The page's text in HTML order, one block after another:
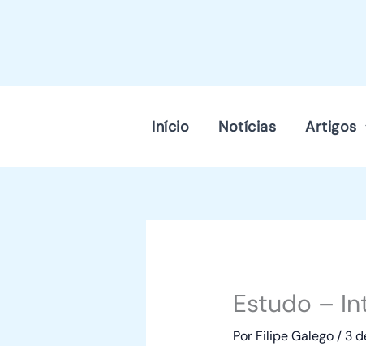
Início Notícias Artigos
Estudo –
Por Filipe Galego/ 3